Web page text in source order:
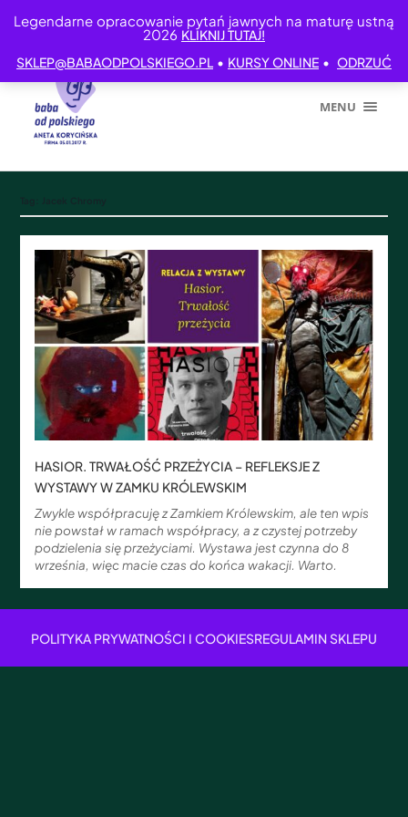
Legendarne opracowanie pytań jawnych na maturę ustną
2026 KLIKNIJ TUTAJ!
SKLEP@BABAODPOLSKIEGO.PL • KURSY ONLINE • ODRZUĆ
MENU
HASIOR. TRWAŁOŚĆ PRZEŻYCIA – REFLEKSJE Z
WYSTAWY W ZAMKU KRÓLEWSKIM
Zwykle współpracuję z Zamkiem Królewskim, ale ten wpis
nie powstał w ramach współpracy, a z czystej potrzeby
podzielenia się przeżyciami. Wystawa jest czynna do 8
września, więc macie czas do końca wakacji. Warto.
POLITYKA PRYWATNOŚCI I COOKIESREGULAMIN SKLEPU